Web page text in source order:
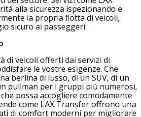
alla sicurezza ispezionando e
la propria flotta di veicoli,
sicuro ai passeggeri.
di veicoli offerti dai servizi di
le vostre esigenze. Che
berlina di lusso, di un SUV, di un
pullman per i gruppi più numerosi,
possa accogliere comodamente
come LAX Transfer offrono una
di comfort moderni per migliorare